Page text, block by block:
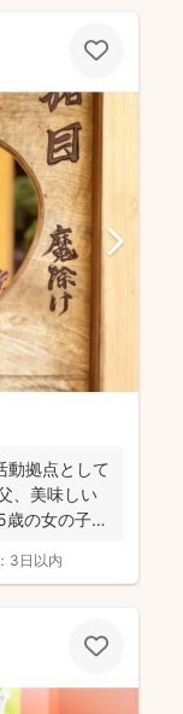
動拠点として
、美味しい
の女の子、
3日以内